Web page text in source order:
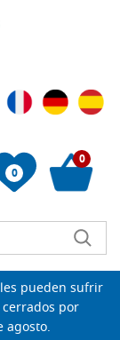
0
0
pueden sufrir
por
agosto.